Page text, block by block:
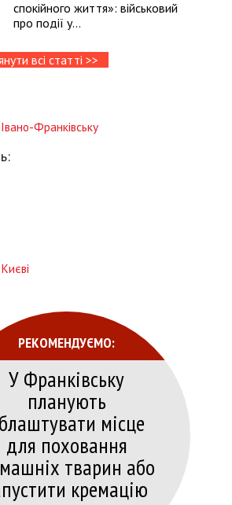
спокійного життя»: військовий
про події у...
всі статті >>
Івано-Франківську
РЕКОМЕНДУЄМО:
У Франківську
планують
місце
для поховання
тварин або
кремацію